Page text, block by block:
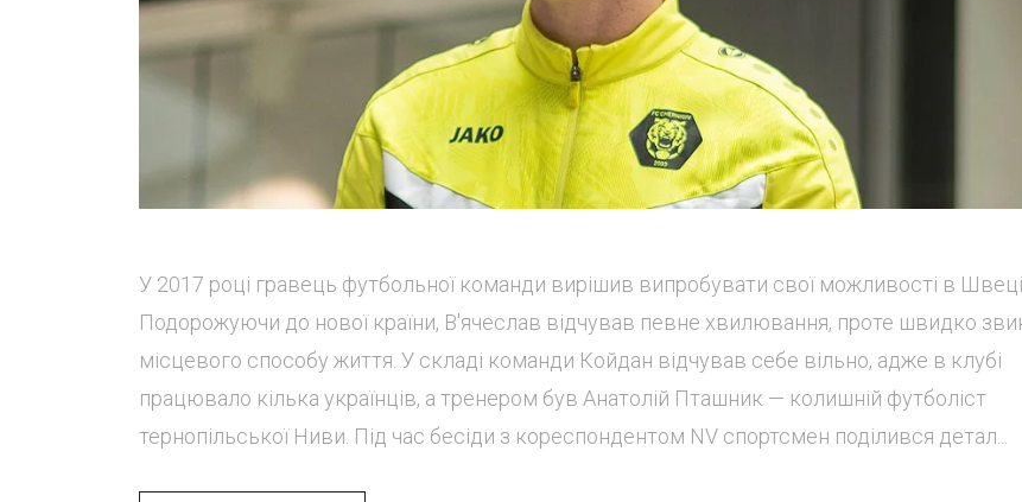
У 2017 році гравець футбольної команди вирішив випробувати свої можливості в
Подорожуючи до нової країни, В'ячеслав відчував певне хвилювання, проте швидко
місцевого способу життя. У складі команди Койдан відчував себе вільно, адже в клубі
працювало кілька українців, а тренером був Анатолій Пташник — колишній футболіст
тернопільської Ниви. Під час бесіди з кореспондентом NV спортсмен поділився детал...